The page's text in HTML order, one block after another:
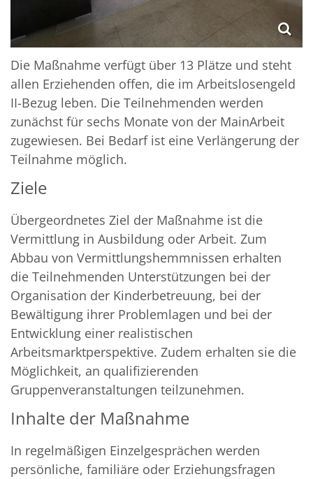
Die Maßnahme verfügt über 13 Plätze und steht
allen Erziehenden offen, die im Arbeitslosengeld
II-Bezug leben. Die Teilnehmenden werden
zunächst für sechs Monate von der MainArbeit
zugewiesen. Bei Bedarf ist eine Verlängerung der
Teilnahme möglich.
Ziele
Übergeordnetes Ziel der Maßnahme ist die
Vermittlung in Ausbildung oder Arbeit. Zum
Abbau von Vermittlungshemmnissen erhalten
die Teilnehmenden Unterstützungen bei der
Organisation der Kinderbetreuung, bei der
Bewältigung ihrer Problemlagen und bei der
Entwicklung einer realistischen
Arbeitsmarktperspektive. Zudem erhalten sie die
Möglichkeit, an qualifizierenden
Gruppenveranstaltungen teilzunehmen.
Inhalte der Maßnahme
In regelmäßigen Einzelgesprächen werden
persönliche, familiäre oder Erziehungsfragen